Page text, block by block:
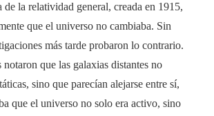
de la relatividad general, creada en 1915,
que el universo no cambiaba. Sin
más tarde probaron lo contrario.
notaron que las galaxias distantes no
sino que parecían alejarse entre sí,
que el universo no solo era activo, sino